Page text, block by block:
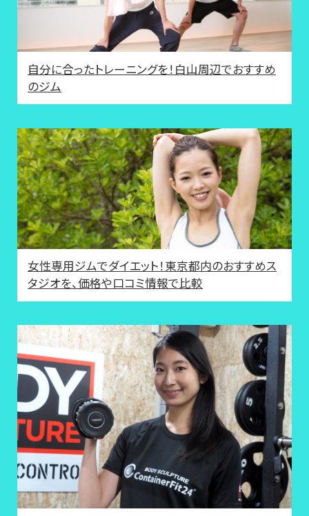
自分に合ったトレーニングを！白山周辺でおすすめ
のジム
女性専用ジムでダイエット！東京都内のおすすめス
タジオを、価格や口コミ情報で比較